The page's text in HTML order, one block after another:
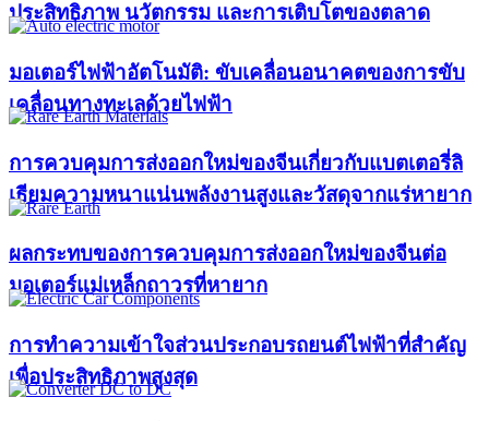
ประสิทธิภาพ นวัตกรรม และการเติบโตของตลาด
มอเตอร์ไฟฟ้าอัตโนมัติ: ขับเคลื่อนอนาคตของการขับ
เคลื่อนทางทะเลด้วยไฟฟ้า
การควบคุมการส่งออกใหม่ของจีนเกี่ยวกับแบตเตอรี่ลิ
เธียมความหนาแน่นพลังงานสูงและวัสดุจากแร่หายาก
ผลกระทบของการควบคุมการส่งออกใหม่ของจีนต่อ
มอเตอร์แม่เหล็กถาวรที่หายาก
การทำความเข้าใจส่วนประกอบรถยนต์ไฟฟ้าที่สำคัญ
เพื่อประสิทธิภาพสูงสุด